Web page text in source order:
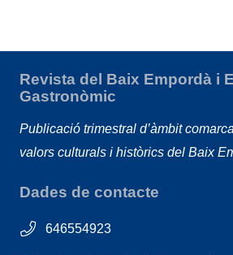
Revista del Baix Empordà i
Gastronòmic
Publicació trimestral d’àmbit
valors culturals i històrics del Baix
Dades de contacte
646554923